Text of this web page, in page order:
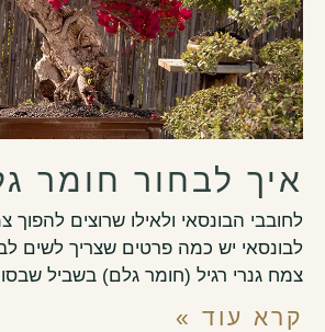
איך לבחור חומר
לחובבי הבונסאי ולאילו שרוצים להפוך
לבונסאי יש כמה פרטים שצריך לשים
צמח גנרי רגיל (חומר גלם) בשביל
קרא עוד »